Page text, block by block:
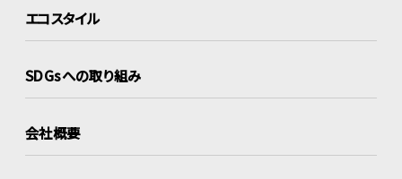
エコスタイル
SDGsへの取り組み
会社概要